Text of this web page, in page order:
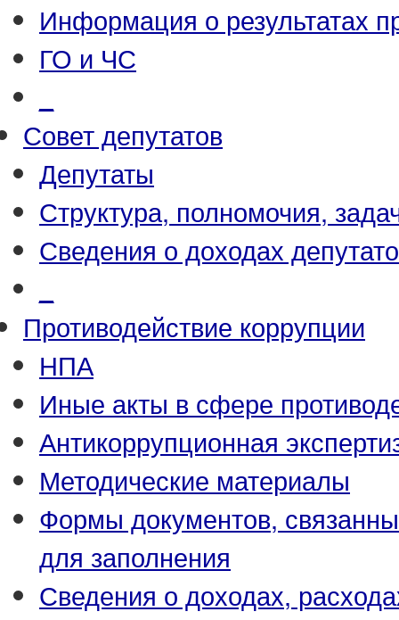
Информация о результатах
ГО и ЧС
Совет депутатов
Депутаты
Структура, полномочия,
Сведения о доходах
Противодействие коррупции
НПА
Иные акты в сфере
Антикоррупционная
Методические материалы
Формы документов,
для заполнения
Сведения о доходах,